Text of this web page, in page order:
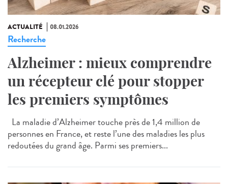
ACTUALITÉ 08.01.2026
Recherche
Alzheimer : mieux comprendre
un récepteur clé pour stopper
les premiers symptômes
La maladie d’Alzheimer touche près de 1,4 million de
personnes en France, et reste l’une des maladies les plus
redoutées du grand âge. Parmi ses premiers...